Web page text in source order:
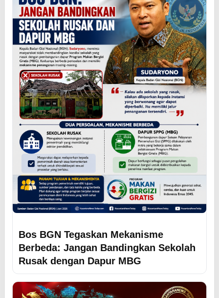
Bos BGN Tegaskan Mekanisme
Berbeda: Jangan Bandingkan Sekolah
Rusak dengan Dapur MBG